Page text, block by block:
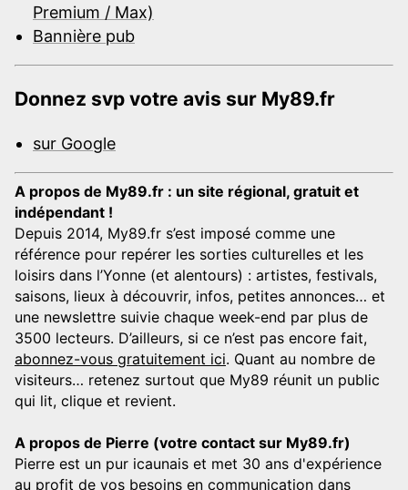
Premium / Max)
Bannière pub
Donnez svp votre avis sur My89.fr
sur Google
A propos de My89.fr : un site régional, gratuit et
indépendant !
Depuis 2014, My89.fr s’est imposé comme une
référence pour repérer les sorties culturelles et les
loisirs dans l’Yonne (et alentours) : artistes, festivals,
saisons, lieux à découvrir, infos, petites annonces… et
une newslettre suivie chaque week-end par plus de
3500 lecteurs. D’ailleurs, si ce n’est pas encore fait,
abonnez-vous gratuitement ici. Quant au nombre de
visiteurs… retenez surtout que My89 réunit un public
qui lit, clique et revient.
A propos de Pierre (votre contact sur My89.fr)
Pierre est un pur icaunais et met 30 ans d'expérience
au profit de vos besoins en communication dans